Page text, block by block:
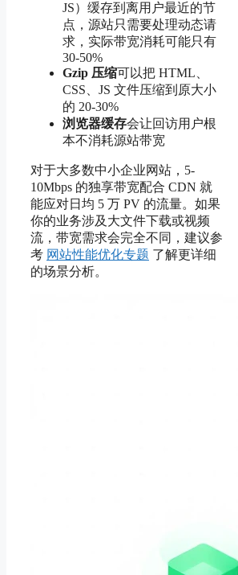
JS）缓存到离用户最近的节
点，源站只需要处理动态请
求，实际带宽消耗可能只有
30-50%
Gzip 压缩可以把 HTML、
CSS、JS 文件压缩到原大小
的 20-30%
浏览器缓存会让回访用户根
本不消耗源站带宽
对于大多数中小企业网站，5-
10Mbps 的独享带宽配合 CDN 就
能应对日均 5 万 PV 的流量。如果
你的业务涉及大文件下载或视频
流，带宽需求会完全不同，建议参
考 网站性能优化专题 了解更详细
的场景分析。